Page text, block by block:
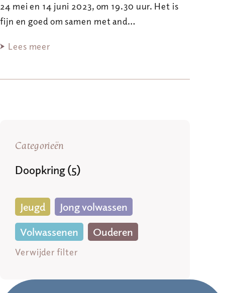
24 mei en 14 juni 2023, om 19.30 uur. Het is
fijn en goed om samen met and…
Lees meer
Categorieën
Doopkring (5)
Jeugd
Jong volwassen
Volwassenen
Ouderen
Verwijder filter